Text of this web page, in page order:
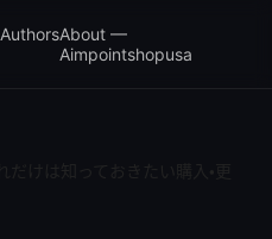
AuthorsAbout —
Aimpointshopusa